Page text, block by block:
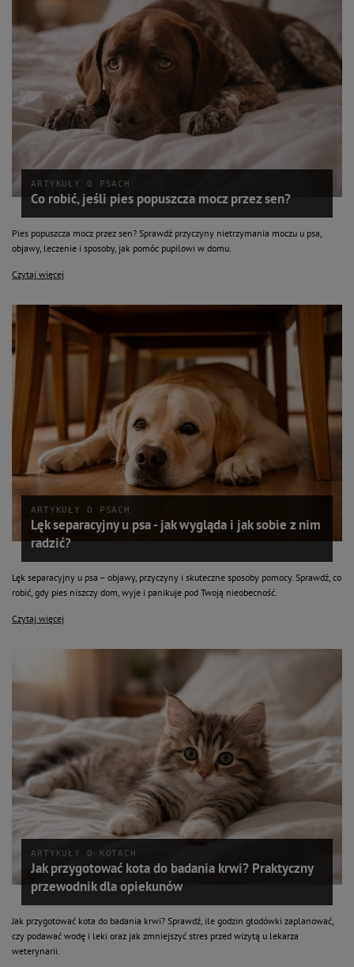
ARTYKUŁY O PSACH
Co robić, jeśli pies popuszcza mocz przez sen?
Pies popuszcza mocz przez sen? Sprawdź przyczyny nietrzymania moczu u psa,
objawy, leczenie i sposoby, jak pomóc pupilowi w domu.
Czytaj więcej
ARTYKUŁY O PSACH
Lęk separacyjny u psa - jak wygląda i jak sobie z nim
radzić?
Lęk separacyjny u psa – objawy, przyczyny i skuteczne sposoby pomocy. Sprawdź, co
robić, gdy pies niszczy dom, wyje i panikuje pod Twoją nieobecność.
Czytaj więcej
ARTYKUŁY O KOTACH
Jak przygotować kota do badania krwi? Praktyczny
przewodnik dla opiekunów
Jak przygotować kota do badania krwi? Sprawdź, ile godzin głodówki zaplanować,
czy podawać wodę i leki oraz jak zmniejszyć stres przed wizytą u lekarza
weterynarii.